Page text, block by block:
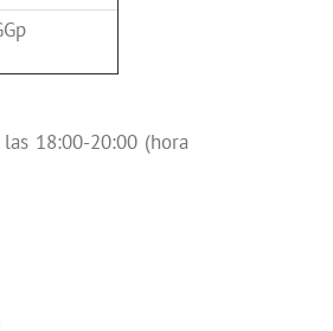
18:00-20:00 (hora